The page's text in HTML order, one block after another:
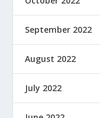
September 2022
August 2022
July 2022